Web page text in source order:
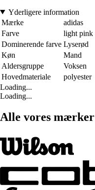
Yderligere information
Mærke
adidas
Farve
light pink
Dominerende farve Lyserød
Køn
Mand
Aldersgruppe
Voksen
Hovedmateriale
polyester
Loading...
Loading...
Alle vores mærker